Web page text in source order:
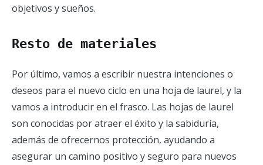
objetivos y sueños.
Resto de materiales
Por último, vamos a escribir nuestra intenciones o
deseos para el nuevo ciclo en una hoja de laurel, y la
vamos a introducir en el frasco. Las hojas de laurel
son conocidas por atraer el éxito y la sabiduría,
además de ofrecernos protección, ayudando a
asegurar un camino positivo y seguro para nuevos